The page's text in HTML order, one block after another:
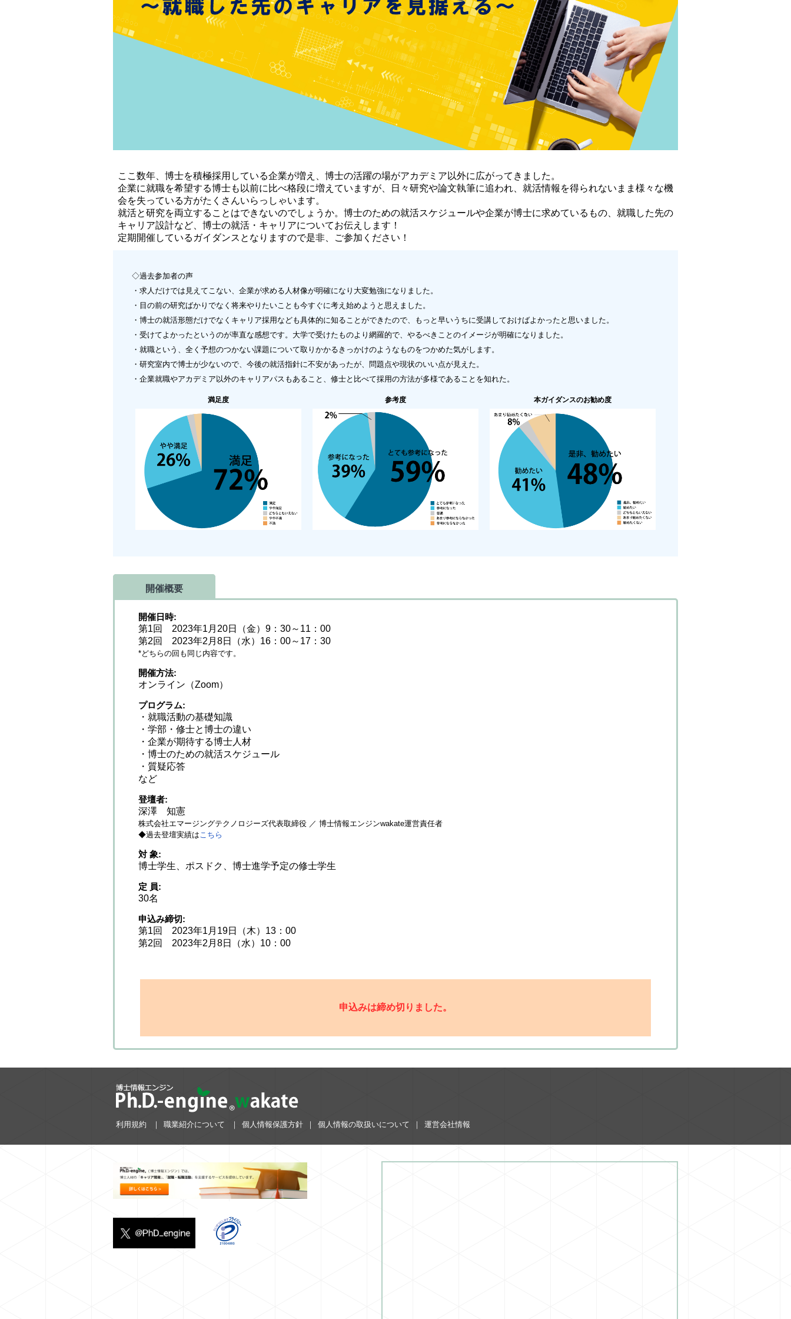
ここ数年、博士を積極採用している企業が増え、博士の活躍の場がアカデミア以外に広がってきました。
企業に就職を希望する博士も以前に比べ格段に増えていますが、日々研究や論文執筆に追われ、就活情報を得られないまま様々な機
会を失っている方がたくさんいらっしゃいます。
就活と研究を両立することはできないのでしょうか。博士のための就活スケジュールや企業が博士に求めているもの、就職した先の
キャリア設計など、博士の就活・キャリアについてお伝えします！
定期開催しているガイダンスとなりますので是非、ご参加ください！
◇過去参加者の声
・求人だけでは見えてこない、企業が求める人材像が明確になり大変勉強になりました。
・目の前の研究ばかりでなく将来やりたいことも今すぐに考え始めようと思えました。
・博士の就活形態だけでなくキャリア採用なども具体的に知ることができたので、もっと早いうちに受講しておけばよかったと思いました。
・受けてよかったというのが率直な感想です。大学で受けたものより網羅的で、やるべきことのイメージが明確になりました。
・就職という、全く予想のつかない課題について取りかかるきっかけのようなものをつかめた気がします。
・研究室内で博士が少ないので、今後の就活指針に不安があったが、問題点や現状のいい点が見えた。
・企業就職やアカデミア以外のキャリアパスもあること、修士と比べて採用の方法が多様であることを知れた。
満足度 参考度 本ガイダンスのお勧め度
開催概要
開催日時
第1回 2023年1月20日（金）9：30～11：00
第2回 2023年2月8日（水）16：00～17：30
*どちらの回も同じ内容です。
開催方法
オンライン（Zoom）
プログラム
・就職活動の基礎知識
・学部・修士と博士の違い
・企業が期待する博士人材
・博士のための就活スケジュール
・質疑応答
など
登壇者
深澤 知憲
株式会社エマージングテクノロジーズ代表取締役 ／ 博士情報エンジンwakate運営責任者
◆過去登壇実績はこちら
対 象
博士学生、ポスドク、博士進学予定の修士学生
定 員
30名
申込み締切
第1回 2023年1月19日（木）13：00
第2回 2023年2月8日（水）10：00
申込みは締め切りました。
利用規約 職業紹介について 個人情報保護方針 個人情報の取扱いについて 運営会社情報